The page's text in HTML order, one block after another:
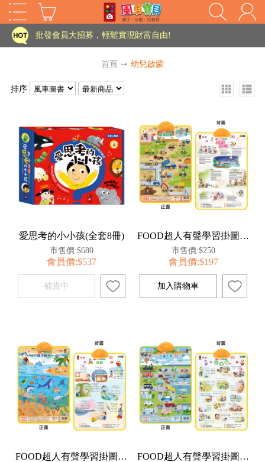
HOT
家長樂了!「風車書版集團暨FOOD超人企業總部」目前正興建中!
批發會員大招募，輕鬆實現財富自由!
老師您好!!幼教會員火熱招募中~
家長樂了!「風車書版集團暨FOOD超人企業總部」目前正興建中!
批發會員大招募，輕鬆實現財富自由!
如需更改或重開發票 需在訂單成立三天內通知客服 寄回發票需附上回郵郵票
老師您好!!幼教會員火熱招募中~
首頁 ➙ 幼兒啟蒙
排序
愛思考的小小孩(全套8冊)
市售價:$680
會員價:$537
FOOD超人有聲學習掛圖-建築工地&英文兒歌
市售價:$250
會員價:$197
FOOD超人有聲學習掛圖-海洋動物&唐詩 FOOD超人有聲學習掛圖-交通工具&三字經